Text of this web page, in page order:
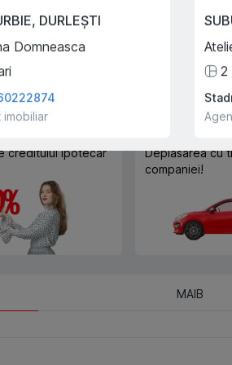
Trade-In
Trade-In, vă ajutăm să
cumpărați acest apartament în
creditului ipotecar
Deplasarea cu
companiei!
MAIB
, DURLEȘTI
Domneasca
imobiliar
2